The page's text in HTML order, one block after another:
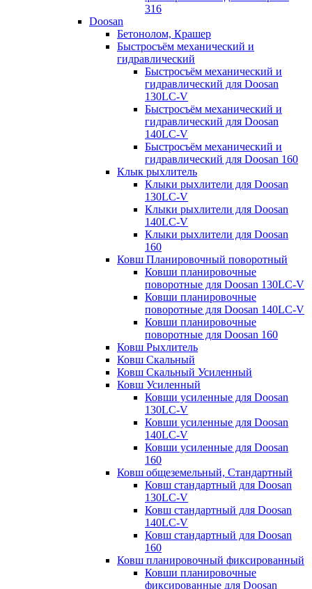
316
Doosan
Бетонолом, Крашер
Быстросъём механический и
гидравлический
Быстросъём механический и
гидравлический для Doosan
130LC-V
Быстросъём механический и
гидравлический для Doosan
140LC-V
Быстросъём механический и
гидравлический для Doosan 160
Клык рыхлитель
Клыки рыхлители для Doosan
130LC-V
Клыки рыхлители для Doosan
140LC-V
Клыки рыхлители для Doosan
160
Ковш Планировочный поворотный
Ковши планировочные
поворотные для Doosan 130LC-V
Ковши планировочные
поворотные для Doosan 140LC-V
Ковши планировочные
поворотные для Doosan 160
Ковш Рыхлитель
Ковш Скальный
Ковш Скальный Усиленный
Ковш Усиленный
Ковши усиленные для Doosan
130LC-V
Ковши усиленные для Doosan
140LC-V
Ковши усиленные для Doosan
160
Ковш общеземельный, Стандартный
Ковш стандартный для Doosan
130LC-V
Ковш стандартный для Doosan
140LC-V
Ковш стандартный для Doosan
160
Ковш планировочный фиксированный
Ковши планировочные
фиксированные для Doosan